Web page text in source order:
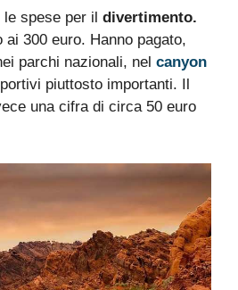
spese per il divertimento.
ai 300 euro. Hanno pagato,
parchi nazionali, nel canyon
piuttosto importanti. Il
una cifra di circa 50 euro